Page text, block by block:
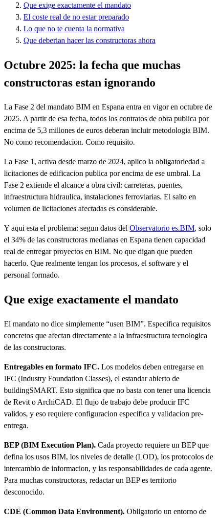
Que exige exactamente el mandato
El coste real de no estar preparado
Lo que no te cuenta la normativa
Que deberian hacer las constructoras ahora
Octubre 2025: la fecha que muchas
constructoras estan ignorando
La Fase 2 del mandato BIM en Espana entra en vigor en octubre de
2025. A partir de esa fecha, todos los contratos de obra publica por
encima de 5,3 millones de euros deberan incluir metodologia BIM.
No como recomendacion. Como requisito.
La Fase 1, activa desde marzo de 2024, aplico la obligatoriedad a
licitaciones de edificacion publica por encima de ese umbral. La
Fase 2 extiende el alcance a obra civil: carreteras, puentes,
infraestructura hidraulica, instalaciones ferroviarias. El salto en
volumen de licitaciones afectadas es considerable.
Y aqui esta el problema: segun datos del Observatorio es.BIM, solo
el 34% de las constructoras medianas en Espana tienen capacidad
real de entregar proyectos en BIM. No que digan que pueden
hacerlo. Que realmente tengan los procesos, el software y el
personal formado.
Que exige exactamente el mandato
El mandato no dice simplemente “usen BIM”. Especifica requisitos
concretos que afectan directamente a la infraestructura tecnologica
de las constructoras.
Entregables en formato IFC. Los modelos deben entregarse en
IFC (Industry Foundation Classes), el estandar abierto de
buildingSMART. Esto significa que no basta con tener una licencia
de Revit o ArchiCAD. El flujo de trabajo debe producir IFC
validos, y eso requiere configuracion especifica y validacion pre-
entrega.
BEP (BIM Execution Plan). Cada proyecto requiere un BEP que
defina los usos BIM, los niveles de detalle (LOD), los protocolos de
intercambio de informacion, y las responsabilidades de cada agente.
Para muchas constructoras, redactar un BEP es territorio
desconocido.
CDE (Common Data Environment). Obligatorio un entorno de